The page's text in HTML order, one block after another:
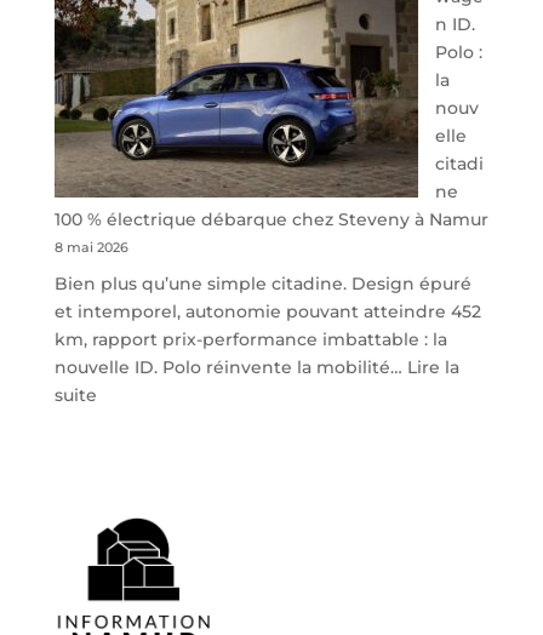
n ID.
Polo :
la
nouv
elle
citadi
ne
100 % électrique débarque chez Steveny à Namur
8 mai 2026
Bien plus qu’une simple citadine. Design épuré
et intemporel, autonomie pouvant atteindre 452
km, rapport prix-performance imbattable : la
nouvelle ID. Polo réinvente la mobilité… Lire la
suite:
la
nouvelle
citadine
100